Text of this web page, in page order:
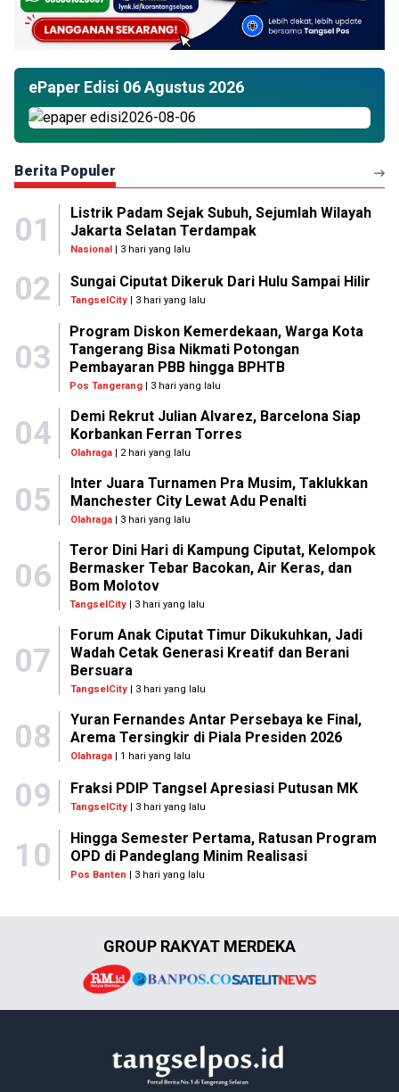
ePaper Edisi 06 Agustus 2026
Berita Populer
01
Listrik Padam Sejak Subuh, Sejumlah Wilayah
Jakarta Selatan Terdampak
Nasional| 3 hari yang lalu
02 Sungai Ciputat Dikeruk Dari Hulu Sampai Hilir
TangselCity | 3 hari yang lalu
03
Program Diskon Kemerdekaan, Warga Kota
Tangerang Bisa Nikmati Potongan
Pembayaran PBB hingga BPHTB
Pos Tangerang | 3 hari yang lalu
04
Demi Rekrut Julian Alvarez, Barcelona Siap
Korbankan Ferran Torres
Olahraga| 2 hari yang lalu
05
Inter Juara Turnamen Pra Musim, Taklukkan
Manchester City Lewat Adu Penalti
Olahraga| 3 hari yang lalu
06
Teror Dini Hari di Kampung Ciputat, Kelompok
Bermasker Tebar Bacokan, Air Keras, dan
Bom Molotov
TangselCity | 3 hari yang lalu
07
Forum Anak Ciputat Timur Dikukuhkan, Jadi
Wadah Cetak Generasi Kreatif dan Berani
Bersuara
TangselCity| 3 hari yang lalu
08
Yuran Fernandes Antar Persebaya ke Final,
Arema Tersingkir di Piala Presiden 2026
Olahraga| 1 hari yang lalu
09 Fraksi PDIP Tangsel Apresiasi Putusan MK
TangselCity | 3 hari yang lalu
10
Hingga Semester Pertama, Ratusan Program
OPD di Pandeglang Minim Realisasi
Pos Banten | 3 hari yang lalu
GROUP RAKYAT MERDEKA